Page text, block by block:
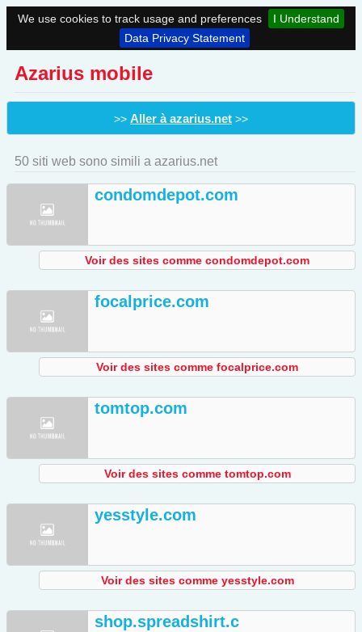
We use cookies to track usage and preferences
I Understand
Data Privacy Statement
Azarius mobile
>> Aller à azarius.net >>
50 siti web sono simili a azarius.net
condomdepot.com
Voir des sites comme condomdepot.com
focalprice.com
Voir des sites comme focalprice.com
tomtop.com
Voir des sites comme tomtop.com
yesstyle.com
Voir des sites comme yesstyle.com
shop.spreadshirt.c